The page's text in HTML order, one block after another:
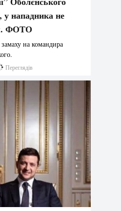
у нападника не
ФОТО
на командира
Переглядів